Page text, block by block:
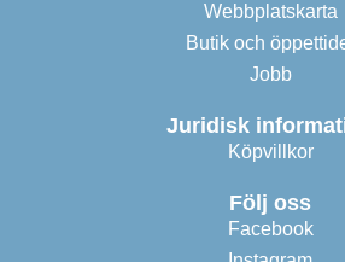
Webbplatskarta
Butik och
Jobb
Juridisk
Köpvillkor
Följ oss
Facebook